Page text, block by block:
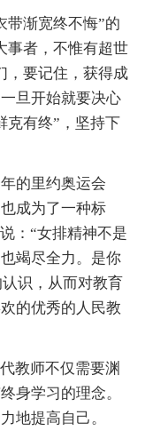
带渐宽终不悔”的
事者，不惟有超世
，要记住，获得成
旦开始就要决心
克有终”，坚持下
的里约奥运会
成为了一种标
：“女排精神不是
竭尽全力。是你
识，从而对教育
的优秀的人民教
教师不仅需要渊
身学习的理念。
地提高自己。